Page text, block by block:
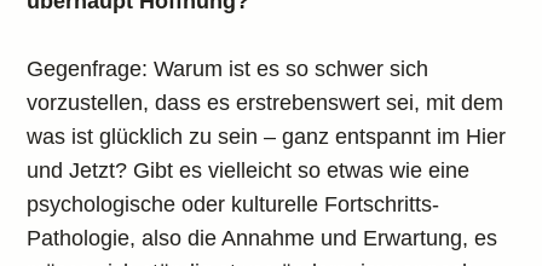
Gegenfrage: Warum ist es so schwer sich
vorzustellen, dass es erstrebenswert sei, mit dem
was ist glücklich zu sein – ganz entspannt im Hier
und Jetzt? Gibt es vielleicht so etwas wie eine
psychologische oder kulturelle Fortschritts-
Pathologie, also die Annahme und Erwartung, es